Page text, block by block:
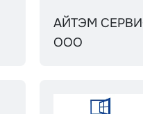
АЙТЭМ
ООО